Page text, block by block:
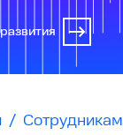
/ Сотрудникам